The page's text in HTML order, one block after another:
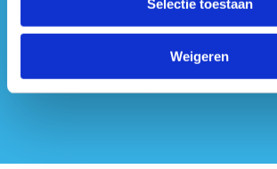
Selectie toestaan
Weigeren
ook op sociale media